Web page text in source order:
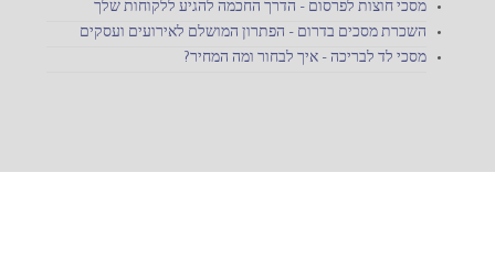
מסכי חוצות לפרסום – הדרך החכמה להגיע ללקוחות שלך
השכרת מסכים בדרום – הפתרון המושלם לאירועים ועסקים
מסכי לד לבריכה – איך לבחור ומה המחיר?